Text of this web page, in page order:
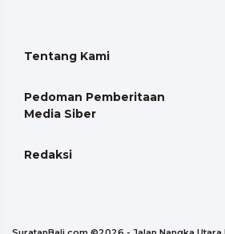
Tentang Kami
Pedoman Pemberitaan
Media Siber
Redaksi